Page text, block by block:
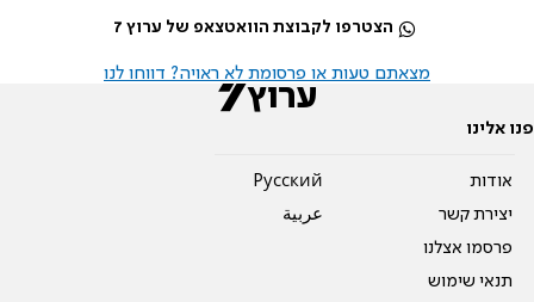
הצטרפו לקבוצת הוואטצאפ של ערוץ 7
מצאתם טעות או פרסומת לא ראויה? דווחו לנו
פנו אלינו
אודות
יצירת קשר
פרסמו אצלנו
תנאי שימוש
Pусский
عربية